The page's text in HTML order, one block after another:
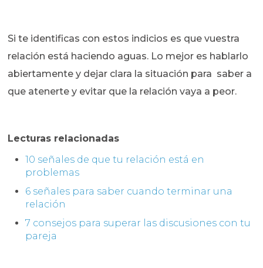
Si te identificas con estos indicios es que vuestra
relación está haciendo aguas. Lo mejor es hablarlo
abiertamente y dejar clara la situación para saber a
que atenerte y evitar que la relación vaya a peor.
Lecturas relacionadas
10 señales de que tu relación está en
problemas
6 señales para saber cuando terminar una
relación
7 consejos para superar las discusiones con tu
pareja